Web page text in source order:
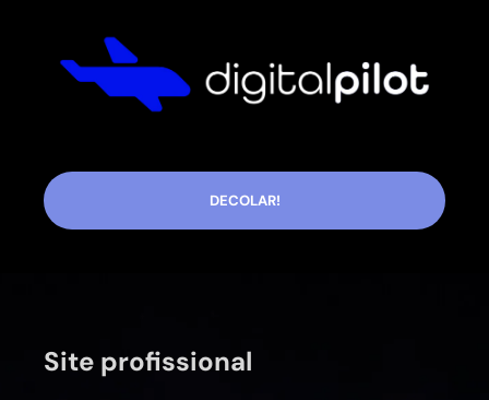
DECOLAR!
Site profissional